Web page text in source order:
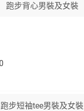
跑步背心男裝及女裝
跑步短袖tee男裝及女裝